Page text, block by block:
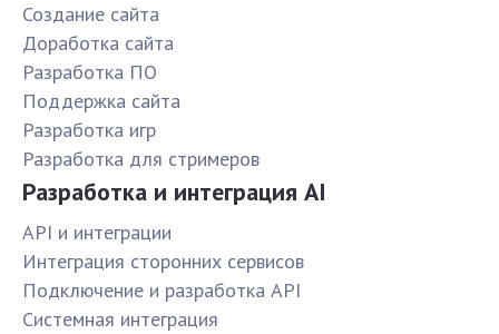
Создание сайта
Доработка сайта
Разработка ПО
Поддержка сайта
Разработка игр
Разработка для стримеров
Разработка и интеграция AI
API и интеграции
Интеграция сторонних сервисов
Подключение и разработка API
Системная интеграция